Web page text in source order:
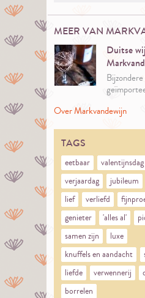
MEER VAN
Duitse
fiets
Over Markvandewijn
TAGS
eetbaar
valentijnsdag
verjaardag
jubileum
lief
verliefd
genieter
'alles al'
samen zijn
luxe
knuffels en aandacht
liefde
verwennerij
borrelen